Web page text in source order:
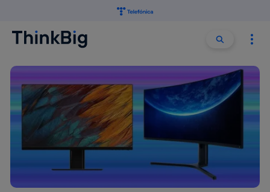
Buscar